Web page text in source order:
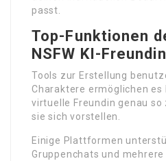
passt.
Top-Funktionen
NSFW KI-
Tools zur Erstellung
Charaktere ermöglichen
virtuelle Freundin genau
sie sich vorstellen.
Einige Plattformen
Gruppenchats und